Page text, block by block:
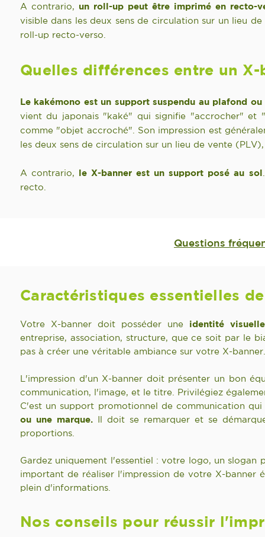
A contrario, un roll-up peut être imprimé en recto-
visible dans les deux sens de circulation sur un lieu
roll-up recto-verso.
Quelles différences entre un
Le kakémono est un support suspendu au plafond
vient du japonais "kaké" qui signifie "accrocher" et
comme "objet accroché". Son impression est
les deux sens de circulation sur un lieu de vente
A contrario, le X-banner est un support posé au sol
recto.
Questions
Caractéristiques essentielles
Votre X-banner doit posséder une identité
entreprise, association, structure, que ce soit par le
pas à créer une véritable ambiance sur votre X-banner.
L'impression d'un X-banner doit présenter un bon
communication, l'image, et le titre. Privilégiez
C'est un support promotionnel de communication
ou une marque. Il doit se remarquer et se
proportions.
Gardez uniquement l'essentiel : votre logo, un
important de réaliser l'impression de votre X-
plein d'informations.
Nos conseils pour réussir